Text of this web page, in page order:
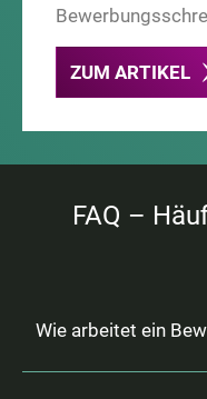
ZUM ARTIKEL
FAQ –
Wie arbeitet ein